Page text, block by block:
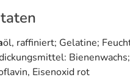
öl, raffiniert; Gelatine;
Eisenoxid rot